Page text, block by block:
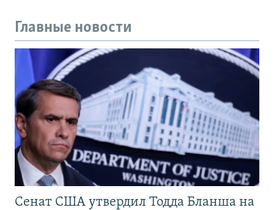
Главные новости
Сенат США утвердил Тодда Бланша на